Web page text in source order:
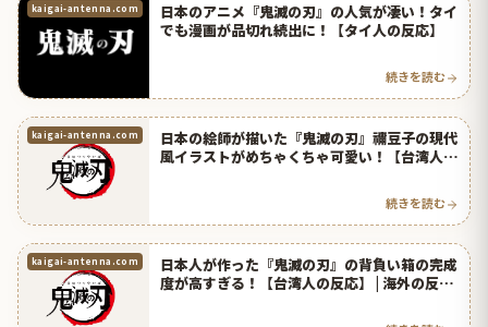
kaigai-antenna.com
日本のアニメ『鬼滅の刃』の人気が凄い！タイ
でも漫画が品切れ続出に！【タイ人の反応】
続きを読む
kaigai-antenna.com
日本の絵師が描いた『鬼滅の刃』禰豆子の現代
風イラストがめちゃくちゃ可愛い！【台湾人の
続きを読む
kaigai-antenna.com
日本人が作った『鬼滅の刃』の背負い箱の完成
度が高すぎる！【台湾人の反応】 | 海外の反応